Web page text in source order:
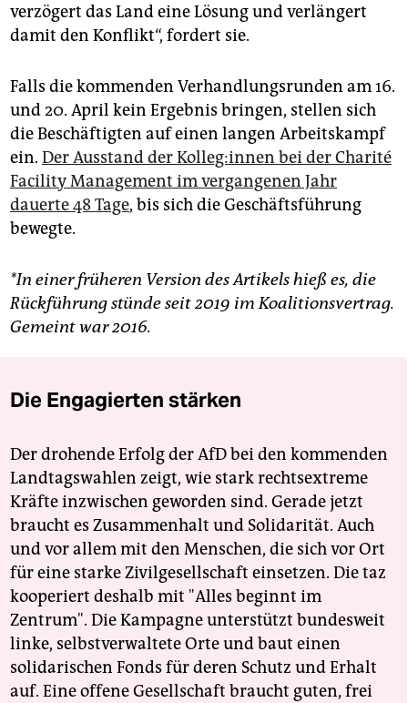
verzögert das Land eine Lösung und verlängert
damit den Konflikt“, fordert sie.
Falls die kommenden Verhandlungsrunden am 16.
und 20. April kein Ergebnis bringen, stellen sich
die Beschäftigten auf einen langen Arbeitskampf
ein. Der Ausstand der Kol­le­g:in­nen bei der Charité
Facility Management im vergangenen Jahr
dauerte 48 Tage, bis sich die Geschäftsführung
bewegte.
*In einer früheren Version des Artikels hieß es, die
Rückführung stünde seit 2019 im Koalitionsvertrag.
Gemeint war 2016.
Die Engagierten stärken
Der drohende Erfolg der AfD bei den kommenden
Landtagswahlen zeigt, wie stark rechtsextreme
Kräfte inzwischen geworden sind. Gerade jetzt
braucht es Zusammenhalt und Solidarität. Auch
und vor allem mit den Menschen, die sich vor Ort
für eine starke Zivilgesellschaft einsetzen. Die taz
kooperiert deshalb mit "Alles beginnt im
Zentrum". Die Kampagne unterstützt bundesweit
linke, selbstverwaltete Orte und baut einen
solidarischen Fonds für deren Schutz und Erhalt
auf. Eine offene Gesellschaft braucht guten, frei